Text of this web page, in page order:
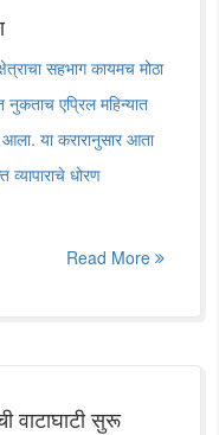
सहभाग कायमच मोठा
एप्रिल महिन्यात
या करारानुसार आता
व्यापाराचे धोरण
Read More
वाटाघाटी सुरू